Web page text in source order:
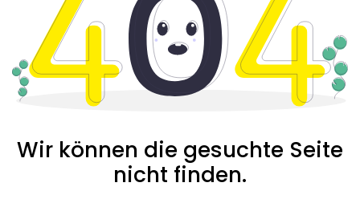
Wir können die gesuchte Seite
nicht finden.